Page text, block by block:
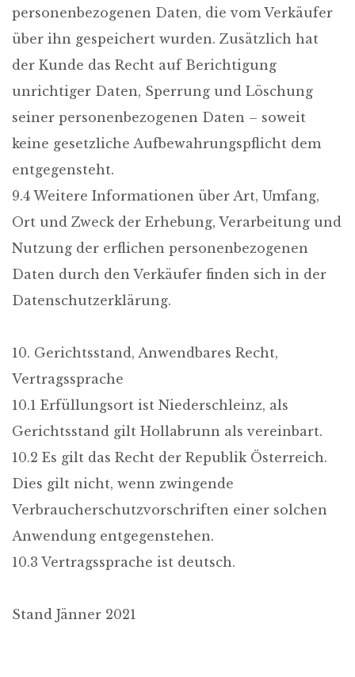
personenbezogenen Daten, die vom Verkäufer
über ihn gespeichert wurden. Zusätzlich hat
der Kunde das Recht auf Berichtigung
unrichtiger Daten, Sperrung und Löschung
seiner personenbezogenen Daten – soweit
keine gesetzliche Aufbewahrungspflicht dem
entgegensteht.
9.4 Weitere Informationen über Art, Umfang,
Ort und Zweck der Erhebung, Verarbeitung und
Nutzung der erflichen personenbezogenen
Daten durch den Verkäufer finden sich in der
Datenschutzerklärung.
10. Gerichtsstand, Anwendbares Recht,
Vertragssprache
10.1 Erfüllungsort ist Niederschleinz, als
Gerichtsstand gilt Hollabrunn als vereinbart.
10.2 Es gilt das Recht der Republik Österreich.
Dies gilt nicht, wenn zwingende
Verbraucherschutzvorschriften einer solchen
Anwendung entgegenstehen.
10.3 Vertragssprache ist deutsch.
Stand Jänner 2021